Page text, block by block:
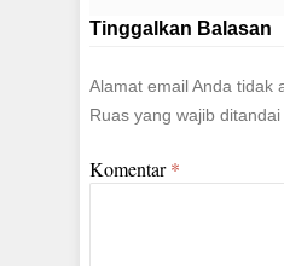
Tinggalkan Balasan
Alamat email Anda tidak
Ruas yang wajib ditandai
Komentar*